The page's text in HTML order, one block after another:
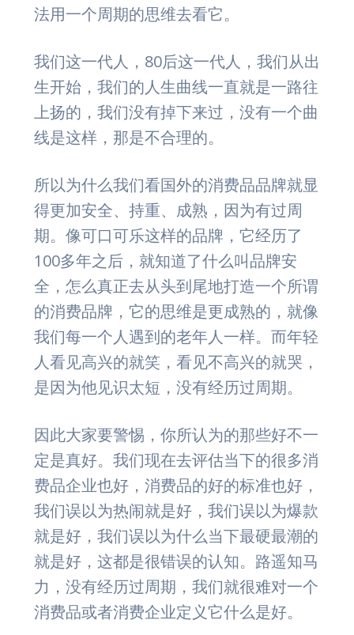
法用一个周期的思维去看它。
我们这一代人，80后这一代人，我们从出
生开始，我们的人生曲线一直就是一路往
上扬的，我们没有掉下来过，没有一个曲
线是这样，那是不合理的。
所以为什么我们看国外的消费品品牌就显
得更加安全、持重、成熟，因为有过周
期。像可口可乐这样的品牌，它经历了
100多年之后，就知道了什么叫品牌安
全，怎么真正去从头到尾地打造一个所谓
的消费品牌，它的思维是更成熟的，就像
我们每一个人遇到的老年人一样。而年轻
人看见高兴的就笑，看见不高兴的就哭，
是因为他见识太短，没有经历过周期。
因此大家要警惕，你所认为的那些好不一
定是真好。我们现在去评估当下的很多消
费品企业也好，消费品的好的标准也好，
我们误以为热闹就是好，我们误以为爆款
就是好，我们误以为什么当下最硬最潮的
就是好，这都是很错误的认知。路遥知马
力，没有经历过周期，我们就很难对一个
消费品或者消费企业定义它什么是好。